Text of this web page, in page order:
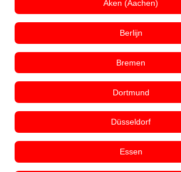
Aken (Aachen)
Berlijn
Bremen
Dortmund
Düsseldorf
Essen